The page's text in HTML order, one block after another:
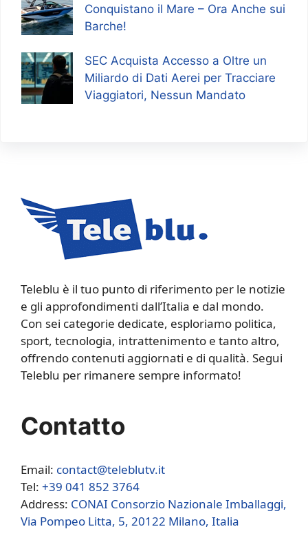
Conquistano il Mare – Ora Anche sui
Barche!
SEC Acquista Accesso a Oltre un
Miliardo di Dati Aerei per Tracciare
Viaggiatori, Nessun Mandato
Teleblu è il tuo punto di riferimento per le notizie
e gli approfondimenti dall’Italia e dal mondo.
Con sei categorie dedicate, esploriamo politica,
sport, tecnologia, intrattenimento e tanto altro,
offrendo contenuti aggiornati e di qualità. Segui
Teleblu per rimanere sempre informato!
Contatto
Email: contact@teleblutv.it
Tel: +39 041 852 3764
Address: CONAI Consorzio Nazionale Imballaggi,
Via Pompeo Litta, 5, 20122 Milano, Italia